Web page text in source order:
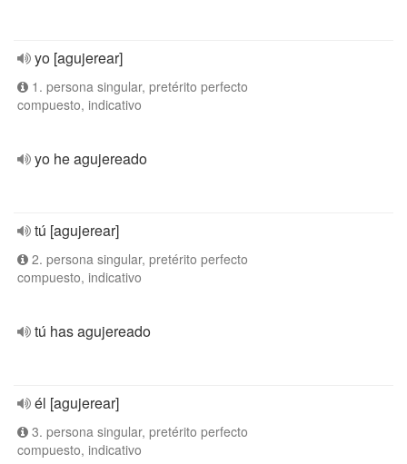
yo [agujerear]
1. persona singular, pretérito perfecto
compuesto, indicativo
yo he agujereado
tú [agujerear]
2. persona singular, pretérito perfecto
compuesto, indicativo
tú has agujereado
él [agujerear]
3. persona singular, pretérito perfecto
compuesto, indicativo